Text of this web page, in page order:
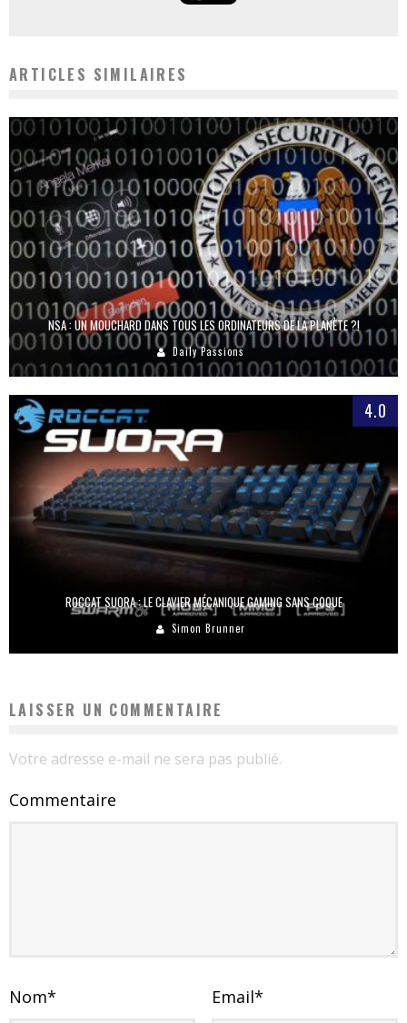
ARTICLES SIMILAIRES
NSA : UN MOUCHARD DANS TOUS LES ORDINATEURS DE LA PLANÈTE ?!
Daily Passions
4.0
ROCCAT SUORA : LE CLAVIER MÉCANIQUE GAMING SANS COQUE
Simon Brunner
LAISSER UN COMMENTAIRE
Votre adresse e-mail ne sera pas publié.
Commentaire
Nom* Email*